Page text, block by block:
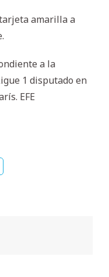
amarilla a
a la
1 disputado en
EFE